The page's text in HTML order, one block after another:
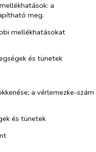
a
meg.
mellékhatásokat
és tünetek
a vérlemezke-szám
és tünetek